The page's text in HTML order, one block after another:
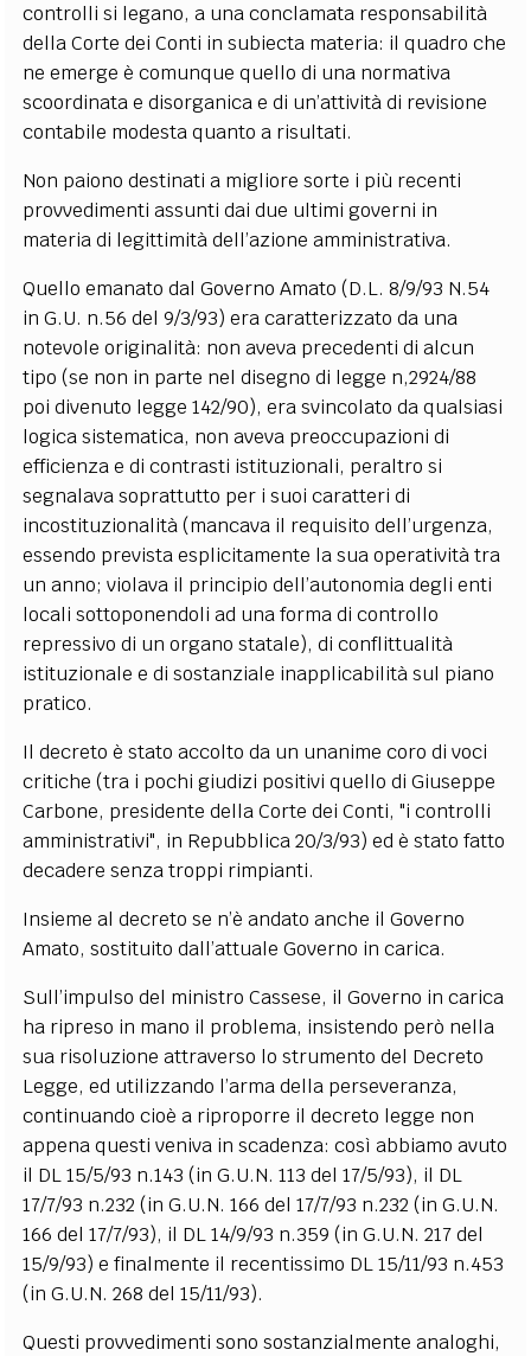
controlli si legano, a una conclamata responsabilità
della Corte dei Conti in subiecta materia: il quadro che
ne emerge è comunque quello di una normativa
scoordinata e disorganica e di un’attività di revisione
contabile modesta quanto a risultati.
Non paiono destinati a migliore sorte i più recenti
provvedimenti assunti dai due ultimi governi in
materia di legittimità dell’azione amministrativa.
Quello emanato dal Governo Amato (D.L. 8/9/93 N.54
in G.U. n.56 del 9/3/93) era caratterizzato da una
notevole originalità: non aveva precedenti di alcun
tipo (se non in parte nel disegno di legge n,2924/88
poi divenuto legge 142/90), era svincolato da qualsiasi
logica sistematica, non aveva preoccupazioni di
efficienza e di contrasti istituzionali, peraltro si
segnalava soprattutto per i suoi caratteri di
incostituzionalità (mancava il requisito dell’urgenza,
essendo prevista esplicitamente la sua operatività tra
un anno; violava il principio dell’autonomia degli enti
locali sottoponendoli ad una forma di controllo
repressivo di un organo statale), di conflittualità
istituzionale e di sostanziale inapplicabilità sul piano
pratico.
Il decreto è stato accolto da un unanime coro di voci
critiche (tra i pochi giudizi positivi quello di Giuseppe
Carbone, presidente della Corte dei Conti, "i controlli
amministrativi", in Repubblica 20/3/93) ed è stato fatto
decadere senza troppi rimpianti.
Insieme al decreto se n’è andato anche il Governo
Amato, sostituito dall’attuale Governo in carica.
Sull’impulso del ministro Cassese, il Governo in carica
ha ripreso in mano il problema, insistendo però nella
sua risoluzione attraverso lo strumento del Decreto
Legge, ed utilizzando l’arma della perseveranza,
continuando cioè a riproporre il decreto legge non
appena questi veniva in scadenza: così abbiamo avuto
il DL 15/5/93 n.143 (in G.U.N. 113 del 17/5/93), il DL
17/7/93 n.232 (in G.U.N. 166 del 17/7/93 n.232 (in G.U.N.
166 del 17/7/93), il DL 14/9/93 n.359 (in G.U.N. 217 del
15/9/93) e finalmente il recentissimo DL 15/11/93 n.453
(in G.U.N. 268 del 15/11/93).
Questi provvedimenti sono sostanzialmente analoghi,